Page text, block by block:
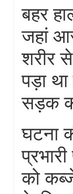
बहर
जहां
शरीर
पड़ा था
सड़क
घटना
को